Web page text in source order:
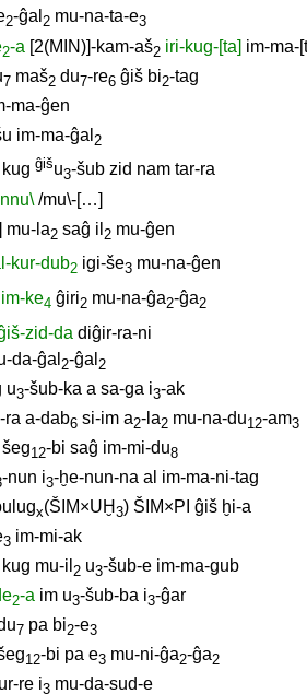
2-ĝal 2 mu-na-ta-e3
2-a [2(MIN)]-kam-aš2 iri-kug-[ta] im-ma-
7 maš2 du7-re6 ĝiš bi2-tag
ma-ĝen
im-ma-ĝal 2
kug ĝišu3-šub zid nam tar-ra
/mu\-[…]
mu-la2 saĝ il 2 mu-ĝen
kur-dub2 igi-še3 mu-na-ĝen
ke4 ĝiri2 mu-na-ĝa2-ĝa2
zid-da diĝir-ra-ni
da-ĝal 2-ĝal 2
u3-šub-ka a sa-ga i3-ak
-ra a-dab6 si-im a2-la2 mu-na-du12-am3
šeg12-bi saĝ im-mi-du8
-nun i3-ḫe-nun-na al im-ma-ni-tag
x(ŠIM×UḪ 3) ŠIM×PI ĝiš ḫi-a
3 im-mi-ak
kug mu-il 2 u3-šub-e im-ma-gub
2-a im u3-šub-ba i3-ĝar
7 pa bi2-e3
12-bi pa e3 mu-ni-ĝa2-ĝa2
re i3 mu-da-sud-e